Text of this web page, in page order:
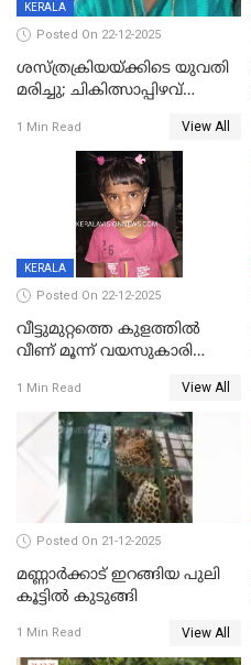
KERALA
Posted On 22-12-2025
ശസ്ത്രക്രിയയ്‌ക്കിടെ യുവതി
മരിച്ചു; ചികിത്സാപ്പിഴവ്
സംഭവം മാവേലിക്കരയിൽ
1 Min Read View All
KERALA
Posted On 22-12-2025
വീട്ടുമുറ്റത്തെ കുളത്തിൽ
വീണ് മൂന്ന് വയസുകാരി
1 Min Read View All
Posted On 21-12-2025
മണ്ണാർക്കാട് ഇറങ്ങിയ പുലി
കൂട്ടിൽ കുടുങ്ങി
1 Min Read View All